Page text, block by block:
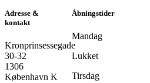
Adresse &
kontakt
Kronprinsessegade
30-32
1306
København K
Åbningstider
Mandag
Lukket
Tirsdag